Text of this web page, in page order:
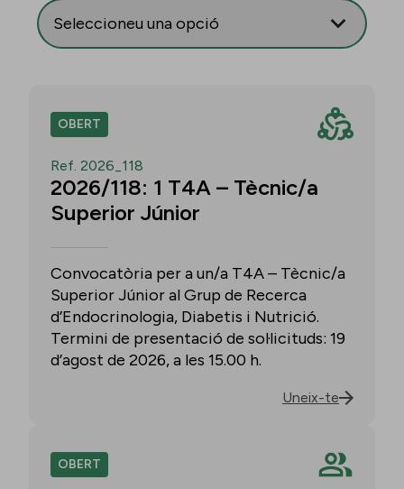
OBERT
Ref. 2026_118
2026/118: 1 T4A – Tècnic/a
Superior Júnior
Convocatòria per a un/a T4A – Tècnic/a
Superior Júnior al Grup de Recerca
d’Endocrinologia, Diabetis i Nutrició.
Termini de presentació de sol·licituds: 19
d’agost de 2026, a les 15.00 h.
Uneix-te
OBERT